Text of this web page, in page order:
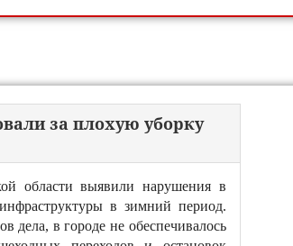
за плохую уборку
области выявили нарушения в
в зимний период.
дела, в городе не обеспечивалось